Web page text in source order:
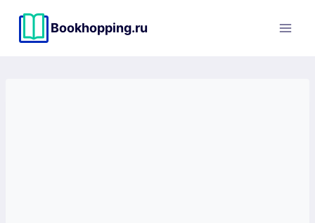
содержимому
Bookhopping.ru